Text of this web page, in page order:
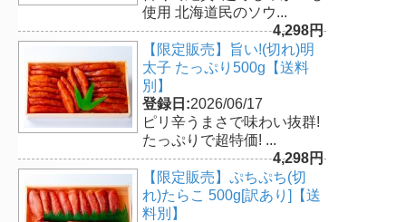
使用 北海道民のソウ...
4,298円
【限定販売】旨い!(切れ)明
太子 たっぷり500g【送料
別】
登録日:2026/06/17
ピリ辛うまさで味わい抜群!
たっぷりで超特価! ...
4,298円
【限定販売】ぷちぷち(切
れ)たらこ 500g[訳あり]【送
料別】